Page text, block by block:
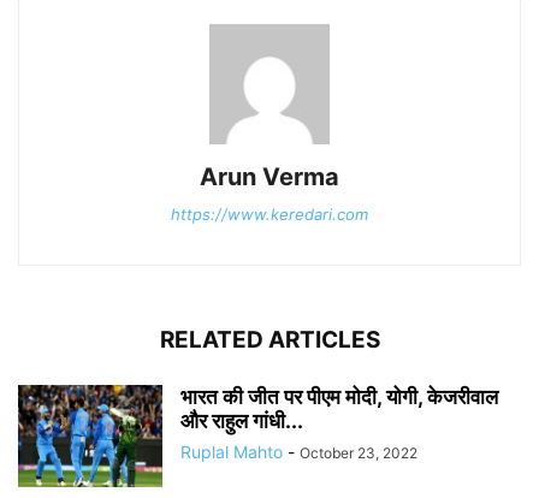
Arun Verma
https://www.keredari.com
RELATED ARTICLES
भारत की जीत पर पीएम मोदी, योगी, केजरीवाल
और राहुल गांधी...
Ruplal Mahto - October 23, 2022